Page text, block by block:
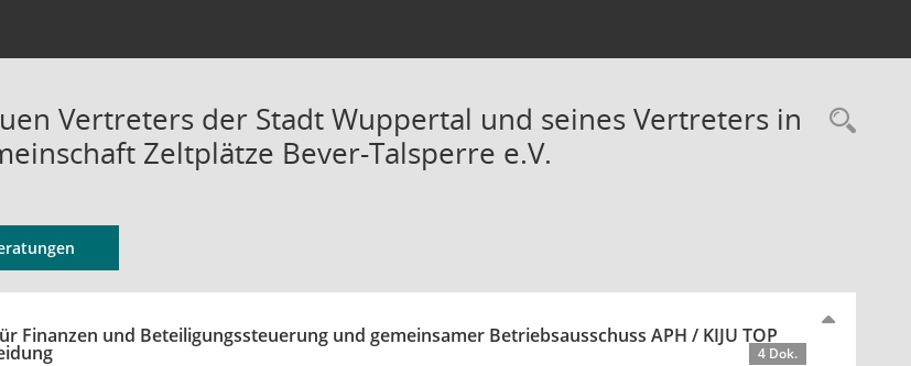
Vertreters der Stadt Wuppertal und seines Vertreters in
Zeltplätze Bever-Talsperre e.V.
Finanzen und Beteiligungssteuerung und gemeinsamer Betriebsausschuss APH / KIJU TOP
4 Dok.